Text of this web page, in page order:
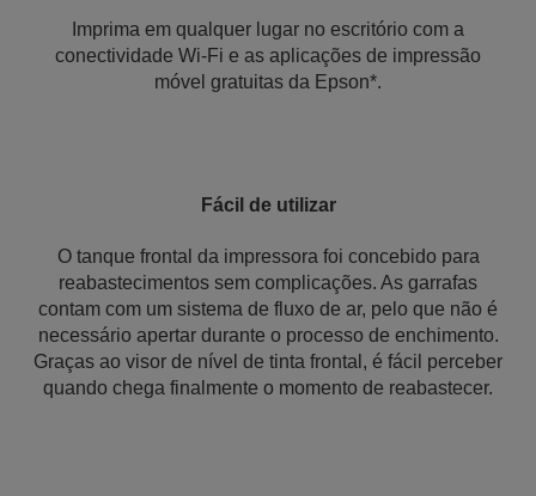
Imprima em qualquer lugar no escritório com a
conectividade Wi-Fi e as aplicações de impressão
móvel gratuitas da Epson*.
Fácil de utilizar
O tanque frontal da impressora foi concebido para
reabastecimentos sem complicações. As garrafas
contam com um sistema de fluxo de ar, pelo que não é
necessário apertar durante o processo de enchimento.
Graças ao visor de nível de tinta frontal, é fácil perceber
quando chega finalmente o momento de reabastecer.